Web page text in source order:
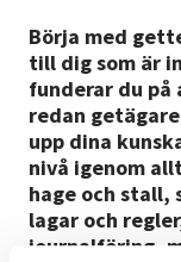
Börja med
till dig som är
funderar du
redan
upp dina
nivå igenom
hage och stall,
lagar och
journalföring,